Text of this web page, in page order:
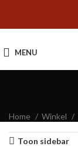
MENU
Home Winkel
Toon sidebar